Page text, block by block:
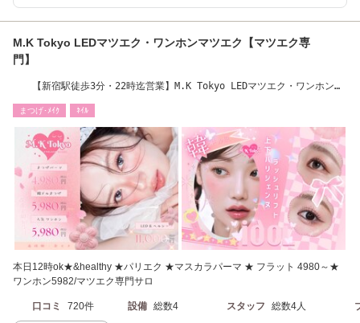
M.K Tokyo LEDマツエク・ワンホンマツエク【マツエク専
門】
【新宿駅徒歩3分・22時迄営業】M.K Tokyo LEDマツエク・ワンホンマ
まつげ･ﾒｲｸ ﾈｲﾙ
本日12時ok★&healthy ★パリエク ★マスカラパーマ ★ フラット 4980～★
ワンホン5982/マツエク専門サロ
口コミ 720件 設備 総数4 スタッフ 総数4人